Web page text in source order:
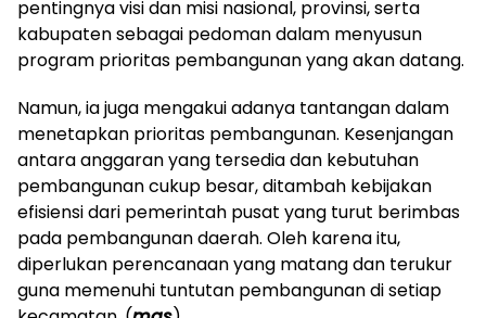
pentingnya visi dan misi nasional, provinsi, serta
kabupaten sebagai pedoman dalam menyusun
program prioritas pembangunan yang akan datang.
Namun, ia juga mengakui adanya tantangan dalam
menetapkan prioritas pembangunan. Kesenjangan
antara anggaran yang tersedia dan kebutuhan
pembangunan cukup besar, ditambah kebijakan
efisiensi dari pemerintah pusat yang turut berimbas
pada pembangunan daerah. Oleh karena itu,
diperlukan perencanaan yang matang dan terukur
guna memenuhi tuntutan pembangunan di setiap